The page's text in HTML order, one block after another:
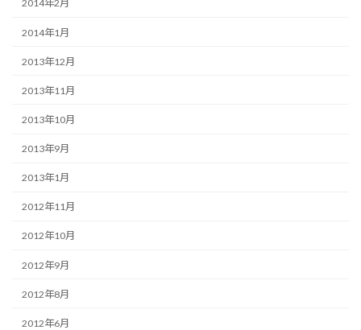
2014年2月
2014年1月
2013年12月
2013年11月
2013年10月
2013年9月
2013年1月
2012年11月
2012年10月
2012年9月
2012年8月
2012年6月